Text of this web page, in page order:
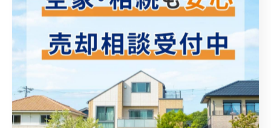
豊山町で快適な単身生活を実現するために
豊山町は、単身者向け1K賃貸物件の立地・価格帯・イン
ターネット環境のバランスが優れており、快適な生活基
盤を築くのに適した地域です。生活利便施設の充実や交
通アクセスの良さは、日常生活のストレス軽減に直接つ
ながります。また、合理的な家賃設定と初期費用の低さ